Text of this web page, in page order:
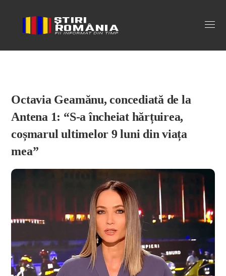
Stiri Romania
Octavia Geamănu, concediată de la
Antena 1: “S-a încheiat hărțuirea,
coșmarul ultimelor 9 luni din viața
mea”